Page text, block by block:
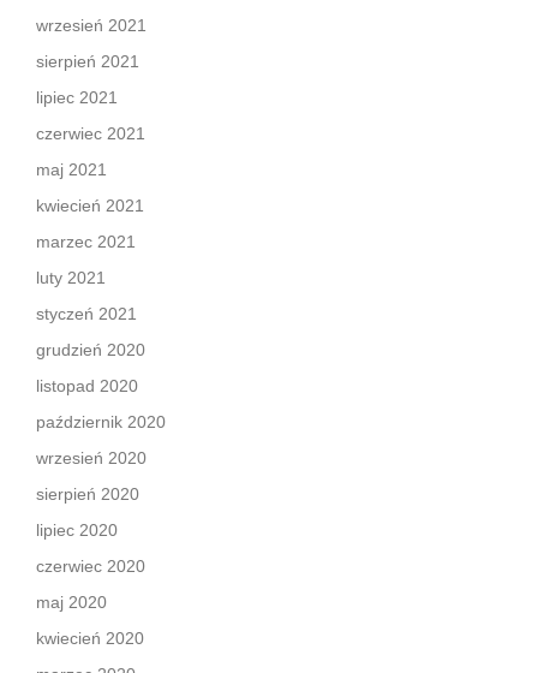
wrzesień 2021
sierpień 2021
lipiec 2021
czerwiec 2021
maj 2021
kwiecień 2021
marzec 2021
luty 2021
styczeń 2021
grudzień 2020
listopad 2020
październik 2020
wrzesień 2020
sierpień 2020
lipiec 2020
czerwiec 2020
maj 2020
kwiecień 2020